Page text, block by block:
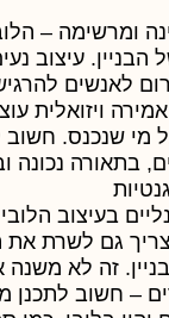
ומרשימה–
עיצוב
לאנשים להרגיש
ויזואלית
מי שנכנס. חשוב
בתאורה נכונה
בעיצוב הלובי–
גם לשרת את
זה לא משנה
– חשוב לתכנן